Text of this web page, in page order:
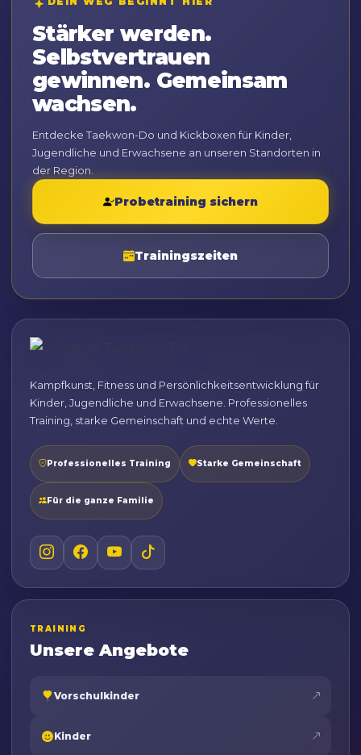
Stärker werden.
Selbstvertrauen
gewinnen. Gemeinsam
wachsen.
Entdecke Taekwon-Do und Kickboxen für Kinder,
Jugendliche und Erwachsene an unseren Standorten in
der Region.
Probetraining sichern
Trainingszeiten
Kampfkunst, Fitness und Persönlichkeitsentwicklung für
Kinder, Jugendliche und Erwachsene. Professionelles
Training, starke Gemeinschaft und echte Werte.
Professionelles Training Starke Gemeinschaft
Für die ganze Familie
TRAINING
Unsere Angebote
Vorschulkinder
Kinder